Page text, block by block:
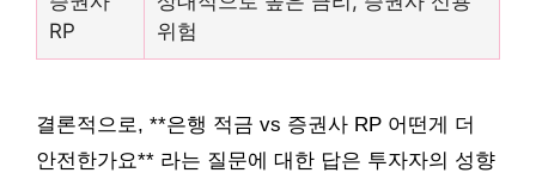
RP
위험
결론적으로, **은행 적금 vs 증권사 RP 어떤게 더
안전한가요** 라는 질문에 대한 답은 투자자의 성향